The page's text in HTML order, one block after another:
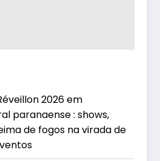
2026 em
paranaense : shows,
de fogos na virada de